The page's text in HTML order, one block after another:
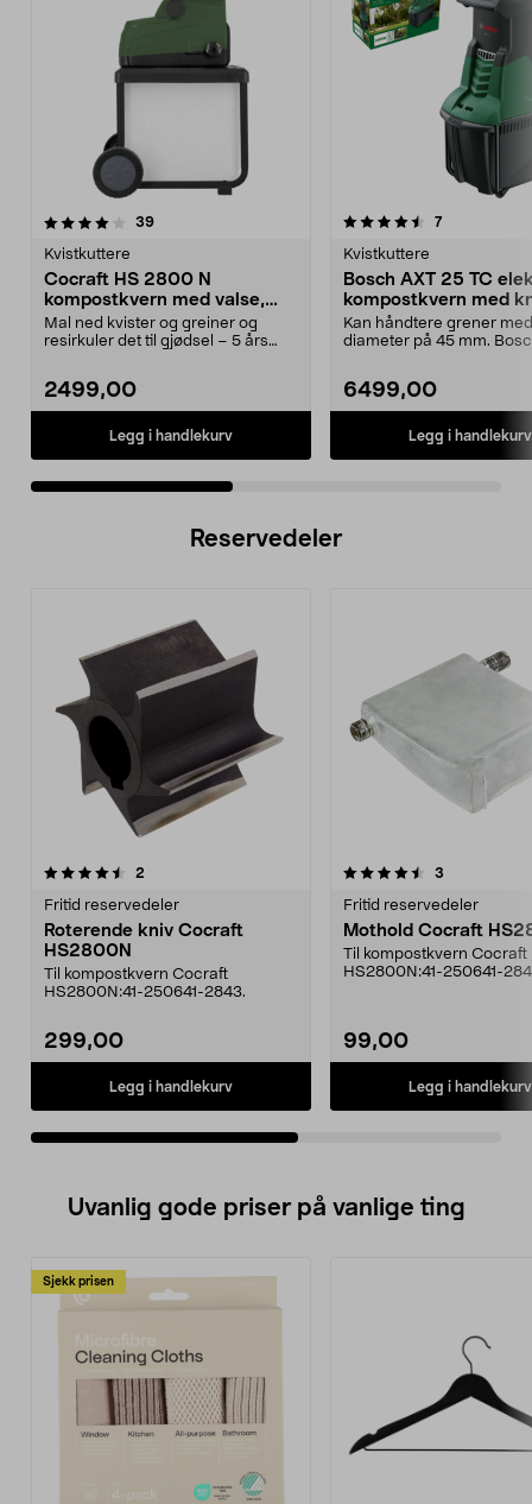
39anmeldelser
Kvistkuttere
Cocraft HS 2800 N
kompostkvern med valse,
2800 W
Mal ned kvister og greiner og
resirkuler det til gjødsel – 5 års
2499,00
Legg i handlekurv
4.5 av 5 stjerner 7anmeldelser
Kvistkuttere
Bosch AXT 25 TC
kompostkvern med
Kan håndtere grener
diameter på 45 mm.
6499,00
Legg i handlekurv
0.0 av 5 stjerner
Reservedeler
2
Fritid reservedeler
Roterende kniv Cocraft
HS2800N
Til kompostkvern Cocraft
HS2800N:41-250641-2843.
299,00
Legg i handlekurv
4.5av 5 stjerner 3
Fritid reservedeler
Mothold Cocraft
Til kompostkvern Cocraft
HS2800N:41-250641-
99,00
Legg i handlekurv
4.5av 5 stjerner
Uvanlig gode priser på vanlige ting
Sjekk prisen